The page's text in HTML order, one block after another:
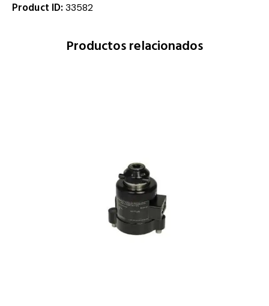
Product ID:33582
Productos relacionados